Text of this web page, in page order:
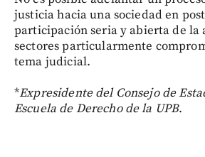
justicia hacia una sociedad en
participación seria y abierta de la
sectores particularmente
tema judicial.
*Expresidente del Consejo de
Escuela de Derecho de la UPB.